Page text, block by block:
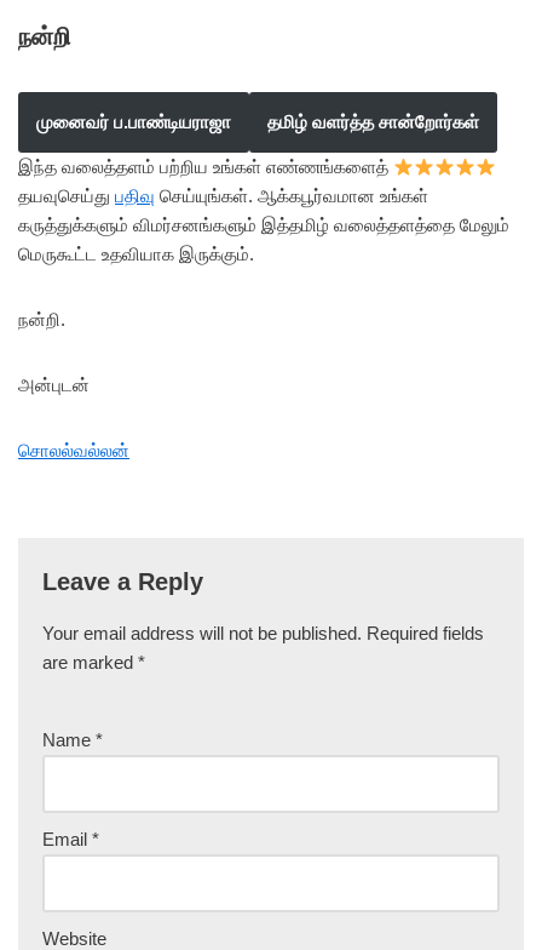
நன்றி
முனைவர் ப.பாண்டியராஜா தமிழ் வளர்த்த சான்றோர்கள்
இந்த வலைத்தளம் பற்றிய உங்கள் எண்ணங்களைத்
தயவுசெய்து பதிவு செய்யுங்கள். ஆக்கபூர்வமான உங்கள்
கருத்துக்களும் விமர்சனங்களும் இத்தமிழ் வலைத்தளத்தை மேலும்
மெருகூட்ட உதவியாக இருக்கும்.
நன்றி.
அன்புடன்
சொலல்வல்லன்
Leave a Reply
Your email address will not be published. Required fields
are marked *
Name *
Email *
Website